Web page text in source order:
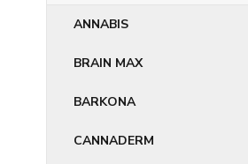
ANNABIS
BRAIN MAX
BARKONA
CANNADERM